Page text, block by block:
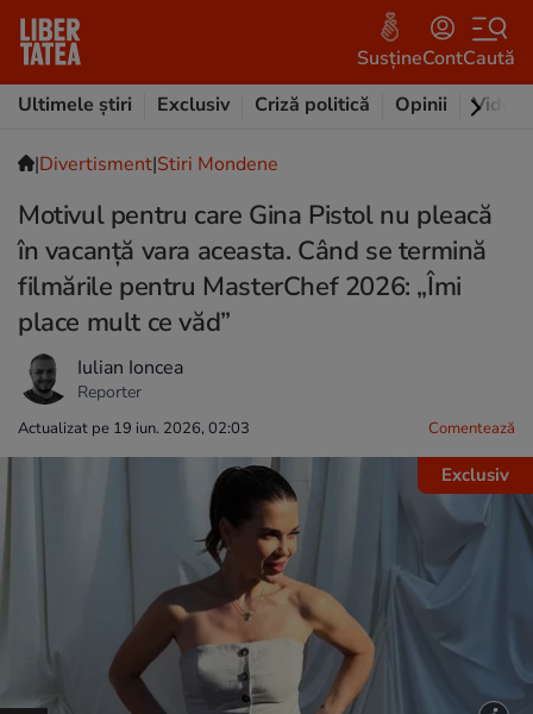
SusțineContCaută
Ultimele știri
Exclusiv Criză politică Opinii Video
|Divertisment|Stiri Mondene
Motivul pentru care Gina Pistol nu pleacă
în vacanță vara aceasta. Când se termină
filmările pentru MasterChef 2026: „Îmi
place mult ce văd”
Iulian Ioncea
Reporter
Actualizat pe 19 iun. 2026, 02:03 Comentează
Exclusiv